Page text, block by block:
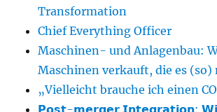
Transformation
Chief Everything Officer
Maschinen- und Anlagenbau:
Maschinen verkauft, die es
„Vielleicht brauche ich einen